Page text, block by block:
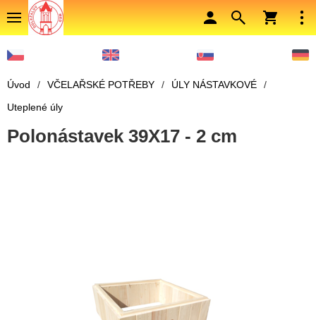
Úvod / VČELAŘSKÉ POTŘEBY / ÚLY NÁSTAVKOVÉ
/
Uteplené úly
Polonástavek 39X17 - 2 cm